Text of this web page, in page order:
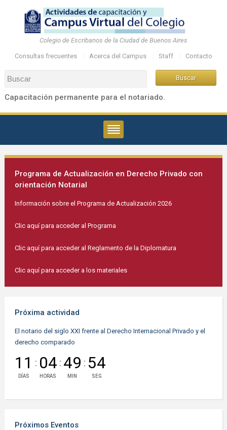
Colegio de Escribanos de la Ciudad de Buenos Aires
Consultas frecuentes Acerca del Campus Staff Contacto
Capacitación permanente para el notariado.
Programa de Actualización en Derecho Privado con
orientación Notarial
Información sobre el Programa de Actualización 2026
Clic aquí para acceder al Programa
Clic aquí para acceder al Reglamento de la Diplomatura
Clic aquí para acceder a los materiales
Próxima actividad
El notario del siglo XXI frente al Derecho Internacional Privado y el
derecho comparado
11
DÍAS
: 04
HORAS
: 49
MIN
: 54
SEG
Próximos Eventos